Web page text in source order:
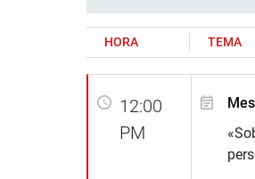
HORA TEMA
12:00
PM